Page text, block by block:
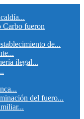
Carbo fueron
de...
ilegal...
del fuero...